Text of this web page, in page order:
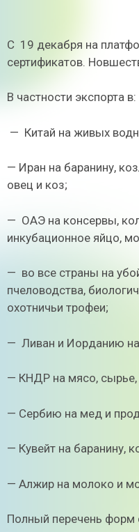
С 19 декабря на
сертификатов.
В частности экспорта в:
— Китай на живых
— Иран на баранину,
овец и коз;
— ОАЭ на консервы,
инкубационное яйцо,
— во все страны на
пчеловодства,
охотничьи трофеи;
— Ливан и Иорданию
— КНДР на мясо, сырье,
— Сербию на мед и
— Кувейт на баранину,
— Алжир на молоко и
Полный перечень форм